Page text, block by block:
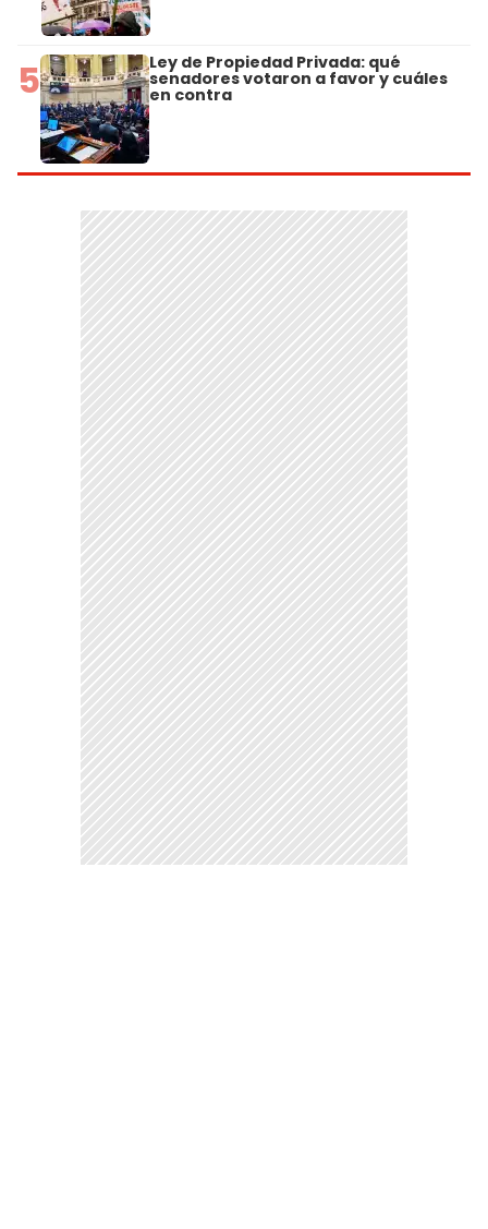
5 Ley de Propiedad Privada: qué
senadores votaron a favor y cuáles
en contra